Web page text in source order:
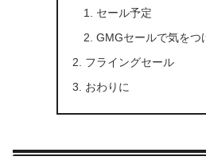
セール予定
GMGセールで気をつ
フライングセール
おわりに